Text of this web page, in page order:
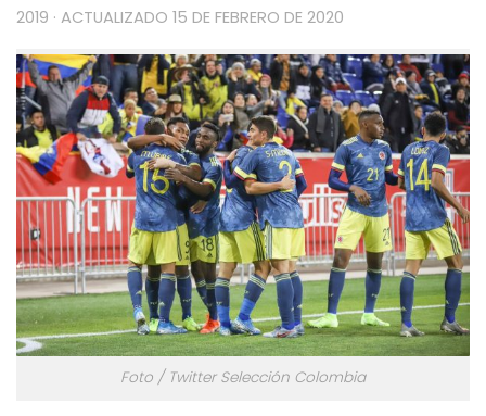
2019 · ACTUALIZADO 15 DE FEBRERO DE 2020
Foto / Twitter Selección Colombia